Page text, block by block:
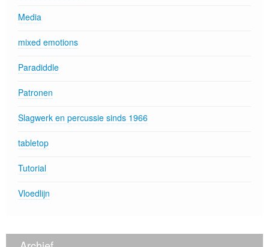
Media
mixed emotions
Paradiddle
Patronen
Slagwerk en percussie sinds 1966
tabletop
Tutorial
Vloedlijn